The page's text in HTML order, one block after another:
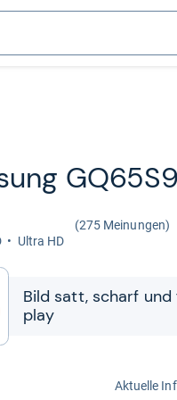
(275 Meinungen)
Ultra HD
Bild satt, scharf
play
Aktuelle